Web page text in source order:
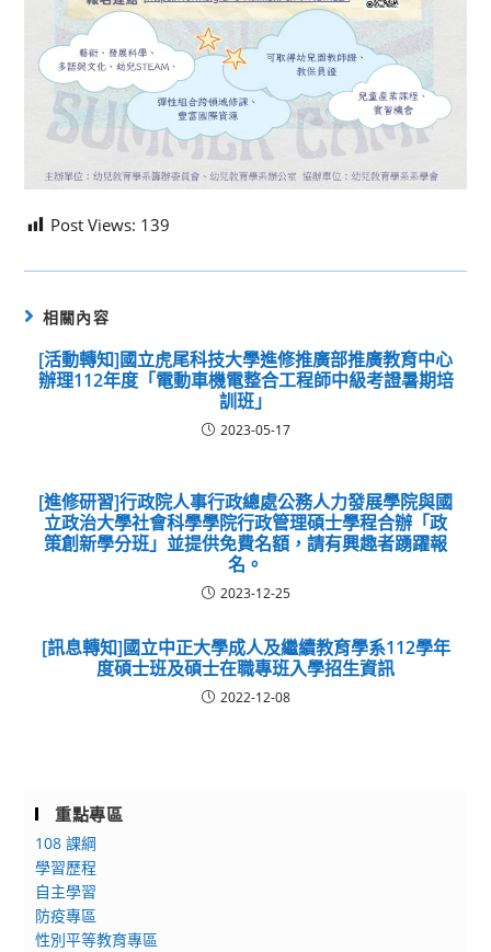
Post Views: 139
相關內容
[活動轉知]國立虎尾科技大學進修推廣部推廣教育中心
辦理112年度「電動車機電整合工程師中級考證暑期培
訓班」
2023-05-17
[進修研習]行政院人事行政總處公務人力發展學院與國
立政治大學社會科學學院行政管理碩士學程合辦「政
策創新學分班」並提供免費名額，請有興趣者踴躍報
名。
2023-12-25
[訊息轉知]國立中正大學成人及繼續教育學系112學年
度碩士班及碩士在職專班入學招生資訊
2022-12-08
重點專區
108 課綱
學習歷程
自主學習
防疫專區
性別平等教育專區